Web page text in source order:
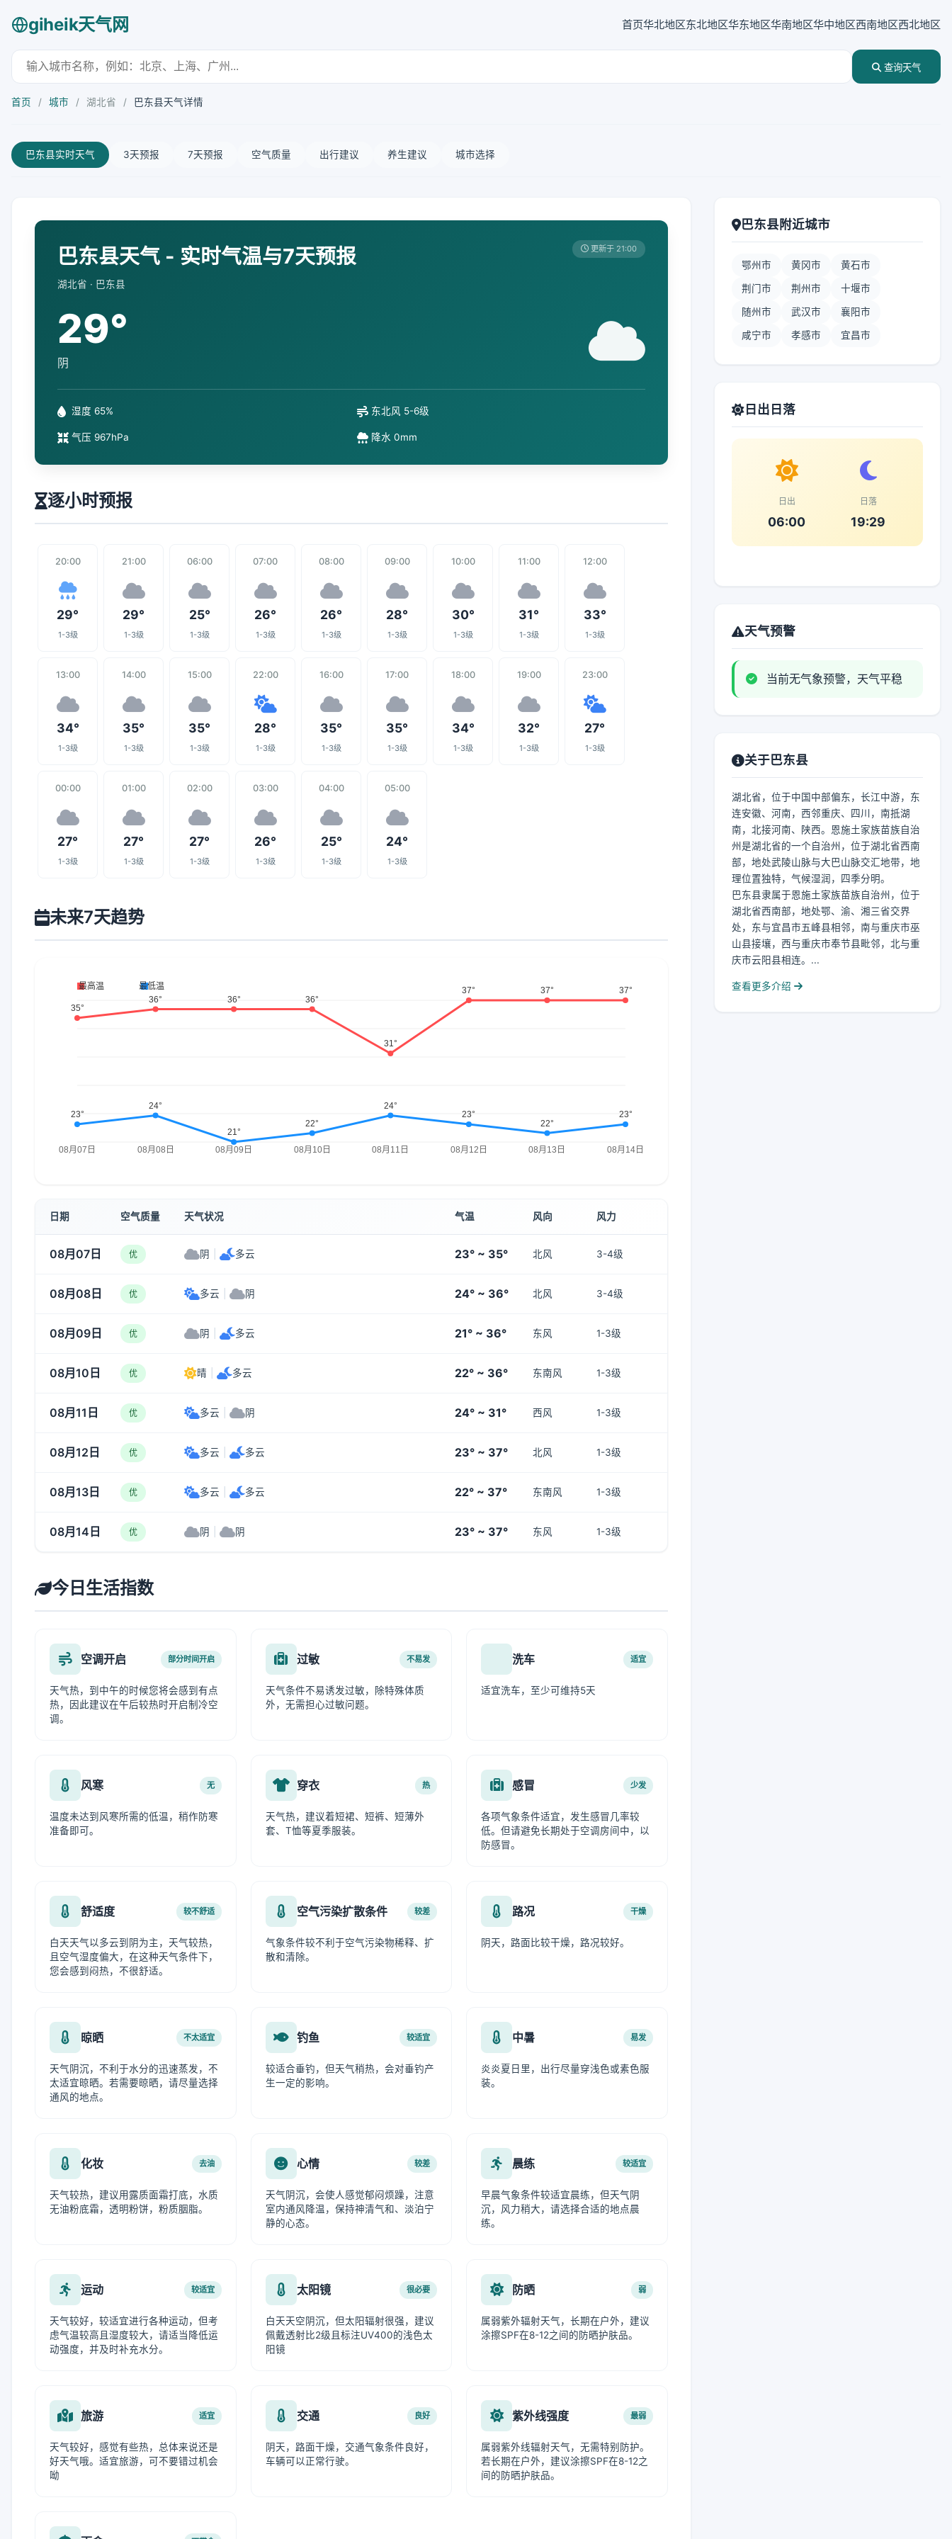
giheik天气网 首页华北地区东北地区华东地区华南地区华中地区西南地区西北地区
查询天气
首页 / 城市 / 湖北省 / 巴东县天气详情
巴东县实时天气 3天预报 7天预报 空气质量 出行建议 养生建议 城市选择
巴东县天气 - 实时气温与7天预报
湖北省 · 巴东县
更新于 21:00
29°
阴
湿度 65% 东北风 5-6级
气压 967hPa 降水 0mm
逐小时预报
20:00
29°
1-3级
21:00
29°
1-3级
06:00
25°
1-3级
07:00
26°
1-3级
08:00
26°
1-3级
09:00
28°
1-3级
10:00
30°
1-3级
11:00
31°
1-3级
12:00
33°
1-3级
13:00
34°
1-3级
14:00
35°
1-3级
15:00
35°
1-3级
22:00
28°
1-3级
16:00
35°
1-3级
17:00
35°
1-3级
18:00
34°
1-3级
19:00
32°
1-3级
23:00
27°
1-3级
00:00
27°
1-3级
01:00
27°
1-3级
02:00
27°
1-3级
03:00
26°
1-3级
04:00
25°
1-3级
05:00
24°
1-3级
未来7天趋势
日期 空气质量 天气状况 气温 风向 风力
08月07日 优 阴 多云 23° ~ 35° 北风 3-4级
08月08日 优 多云 阴 24° ~ 36° 北风 3-4级
08月09日 优 阴 多云 21° ~ 36° 东风 1-3级
08月10日 优 晴 多云 22° ~ 36° 东南风 1-3级
08月11日 优 多云 阴 24° ~ 31° 西风 1-3级
08月12日 优 多云 多云 23° ~ 37° 北风 1-3级
08月13日 优 多云 多云 22° ~ 37° 东南风 1-3级
08月14日 优 阴 阴 23° ~ 37° 东风 1-3级
今日生活指数
空调开启 部分时间开启
天气热，到中午的时候您将会感到有点
热，因此建议在午后较热时开启制冷空
调。
过敏 不易发
天气条件不易诱发过敏，除特殊体质
外，无需担心过敏问题。
洗车 适宜
适宜洗车，至少可维持5天
风寒 无
温度未达到风寒所需的低温，稍作防寒
准备即可。
穿衣 热
天气热，建议着短裙、短裤、短薄外
套、T恤等夏季服装。
感冒 少发
各项气象条件适宜，发生感冒几率较
低。但请避免长期处于空调房间中，以
防感冒。
舒适度 较不舒适
白天天气以多云到阴为主，天气较热，
且空气湿度偏大，在这种天气条件下，
您会感到闷热，不很舒适。
空气污染扩散条件 较差
气象条件较不利于空气污染物稀释、扩
散和清除。
路况 干燥
阴天，路面比较干燥，路况较好。
晾晒 不太适宜
天气阴沉，不利于水分的迅速蒸发，不
太适宜晾晒。若需要晾晒，请尽量选择
通风的地点。
钓鱼 较适宜
较适合垂钓，但天气稍热，会对垂钓产
生一定的影响。
中暑 易发
炎炎夏日里，出行尽量穿浅色或素色服
装。
化妆 去油
天气较热，建议用露质面霜打底，水质
无油粉底霜，透明粉饼，粉质胭脂。
心情 较差
天气阴沉，会使人感觉郁闷烦躁，注意
室内通风降温，保持神清气和、淡泊宁
静的心态。
晨练 较适宜
早晨气象条件较适宜晨练，但天气阴
沉，风力稍大，请选择合适的地点晨
练。
运动 较适宜
天气较好，较适宜进行各种运动，但考
虑气温较高且湿度较大，请适当降低运
动强度，并及时补充水分。
太阳镜 很必要
白天天空阴沉，但太阳辐射很强，建议
佩戴透射比2级且标注UV400的浅色太
阳镜
防晒 弱
属弱紫外辐射天气，长期在户外，建议
涂擦SPF在8-12之间的防晒护肤品。
旅游 适宜
天气较好，感觉有些热，总体来说还是
好天气哦。适宜旅游，可不要错过机会
呦
交通 良好
阴天，路面干燥，交通气象条件良好，
车辆可以正常行驶。
紫外线强度 最弱
属弱紫外线辐射天气，无需特别防护。
若长期在户外，建议涂擦SPF在8-12之
间的防晒护肤品。
巴东县附近城市
鄂州市 黄冈市 黄石市
荆门市 荆州市 十堰市
随州市 武汉市 襄阳市
咸宁市 孝感市 宜昌市
日出日落
日出
06:00
日落
19:29
天气预警
当前无气象预警，天气平稳
关于巴东县
湖北省，位于中国中部偏东，长江中游，东
连安徽、河南，西邻重庆、四川，南抵湖
南，北接河南、陕西。恩施土家族苗族自治
州是湖北省的一个自治州，位于湖北省西南
部，地处武陵山脉与大巴山脉交汇地带，地
理位置独特，气候湿润，四季分明。
巴东县隶属于恩施土家族苗族自治州，位于
湖北省西南部，地处鄂、渝、湘三省交界
处，东与宜昌市五峰县相邻，南与重庆市巫
山县接壤，西与重庆市奉节县毗邻，北与重
庆市云阳县相连。...
查看更多介绍